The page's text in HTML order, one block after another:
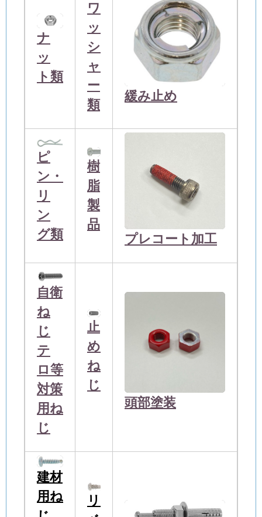
ナ
ッ
ト類
ワ
ッ
シ
ャ
ー
類
緩み止め
ピ
ン・
リ
ン
グ類
樹
脂
製
品
プレコート加工
自衛
ね
じ
テ
ロ等
対策
用ね
じ
止
め
ね
じ
頭部塗装
建材
用ね
リ